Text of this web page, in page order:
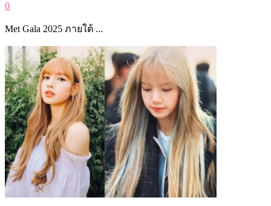
0
Met Gala 2025 ภายใต้ ...